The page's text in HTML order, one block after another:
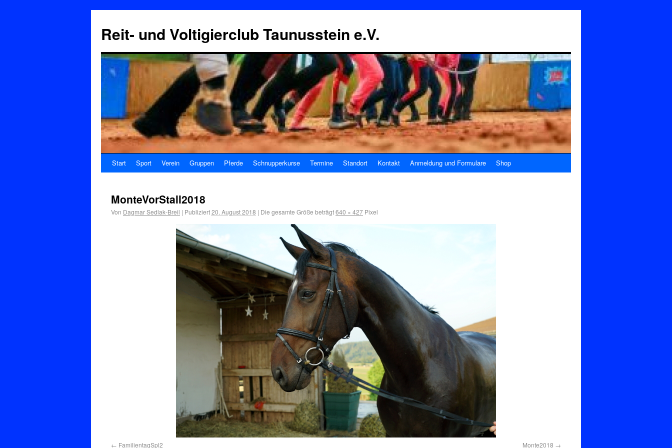
Reit- und Voltigierclub Taunusstein e.V.
Start Sport Verein Gruppen Pferde Schnupperkurse Termine Standort Kontakt Anmeldung und Formulare Shop
MonteVorStall2018
Von Dagmar Sedlak-Breil | Publiziert20. August 2018 | Die gesamte Größe beträgt640 × 427 Pixel
FamilientagSpl2 Monte2018